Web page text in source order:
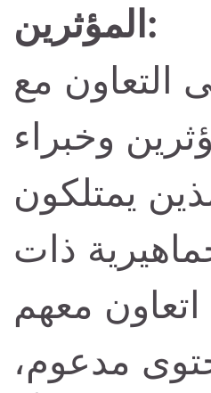
المؤثرين:
التعاون مع
وخبراء
يمتلكون
ذات
معهم
مدعوم،